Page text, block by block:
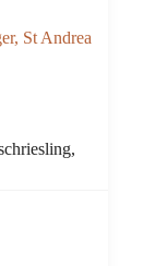
St Andrea